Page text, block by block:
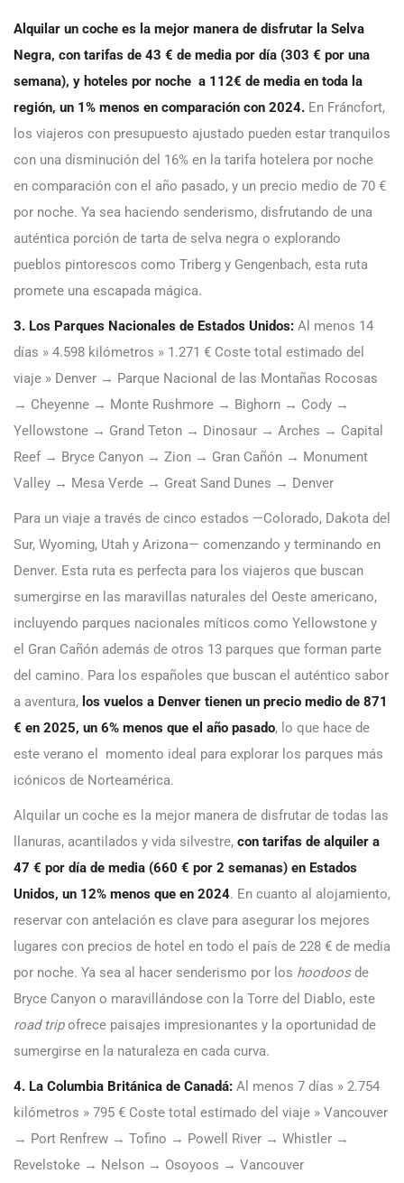
Alquilar un coche es la mejor manera de disfrutar la Selva
Negra, con tarifas de 43 € de media por día (303 € por una
semana), y hoteles por noche a 112€ de media en toda la
región, un 1% menos en comparación con 2024. En Fráncfort,
los viajeros con presupuesto ajustado pueden estar tranquilos
con una disminución del 16% en la tarifa hotelera por noche
en comparación con el año pasado, y un precio medio de 70 €
por noche. Ya sea haciendo senderismo, disfrutando de una
auténtica porción de tarta de selva negra o explorando
pueblos pintorescos como Triberg y Gengenbach, esta ruta
promete una escapada mágica.
3. Los Parques Nacionales de Estados Unidos: Al menos 14
días » 4.598 kilómetros » 1.271 € Coste total estimado del
viaje » Denver → Parque Nacional de las Montañas Rocosas
→ Cheyenne → Monte Rushmore → Bighorn → Cody →
Yellowstone → Grand Teton → Dinosaur → Arches → Capital
Reef → Bryce Canyon → Zion → Gran Cañón → Monument
Valley → Mesa Verde → Great Sand Dunes → Denver
Para un viaje a través de cinco estados —Colorado, Dakota del
Sur, Wyoming, Utah y Arizona— comenzando y terminando en
Denver. Esta ruta es perfecta para los viajeros que buscan
sumergirse en las maravillas naturales del Oeste americano,
incluyendo parques nacionales míticos como Yellowstone y
el Gran Cañón además de otros 13 parques que forman parte
del camino. Para los españoles que buscan el auténtico sabor
a aventura, los vuelos a Denver tienen un precio medio de 871
€ en 2025, un 6% menos que el año pasado, lo que hace de
este verano el momento ideal para explorar los parques más
icónicos de Norteamérica.
Alquilar un coche es la mejor manera de disfrutar de todas las
llanuras, acantilados y vida silvestre, con tarifas de alquiler a
47 € por día de media (660 € por 2 semanas) en Estados
Unidos, un 12% menos que en 2024. En cuanto al alojamiento,
reservar con antelación es clave para asegurar los mejores
lugares con precios de hotel en todo el país de 228 € de media
por noche. Ya sea al hacer senderismo por los hoodoosde
Bryce Canyon o maravillándose con la Torre del Diablo, este
road tripofrece paisajes impresionantes y la oportunidad de
sumergirse en la naturaleza en cada curva.
4. La Columbia Británica de Canadá: Al menos 7 días » 2.754
kilómetros » 795 € Coste total estimado del viaje » Vancouver
→ Port Renfrew → Tofino → Powell River → Whistler →
Revelstoke → Nelson → Osoyoos → Vancouver